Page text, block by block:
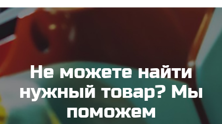
Не можете найти
нужный товар? Мы
поможем